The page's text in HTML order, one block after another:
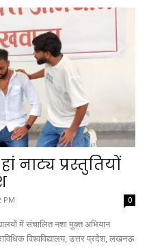
नाट्य प्रस्तुतियों
PM 0
में संचालित नशा मुक्त अभियान
विश्वविद्यालय, उत्तर प्रदेश, लखनऊ